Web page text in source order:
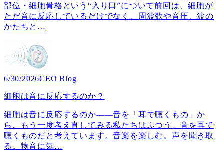
部位・細胞骨格という“入り口”について前回は、細胞が
ただ音に反応しているだけでなく、周波数や音圧、波の
かたちと …
6/30/2026CEO Blog
細胞は音に反応するのか？
細胞は音に反応するのか――音を「耳で聴くもの」か
ら、もう一度考え直してみる私たちはふつう、音を耳で
聴くものだと考えています。音楽を楽しむ。声を聞き取
る。物音に気…